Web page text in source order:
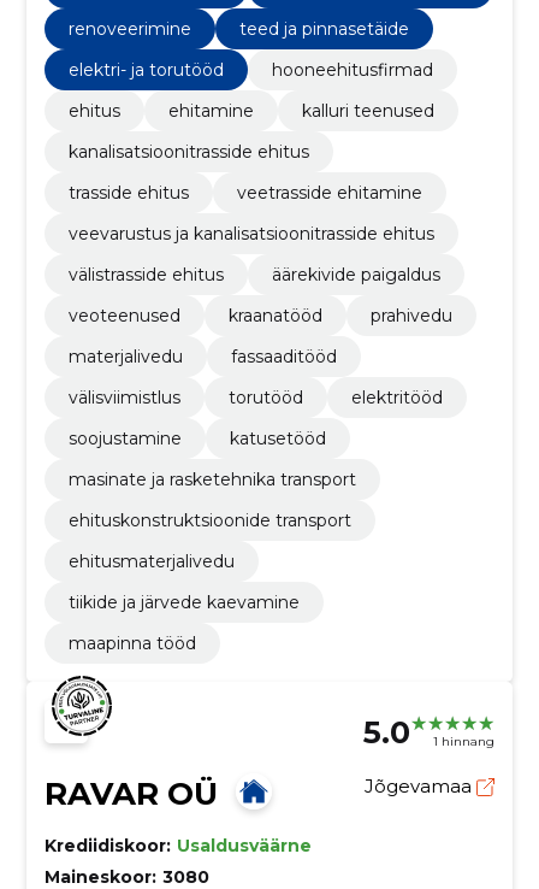
renoveerimine
teed ja pinnasetäide
elektri- ja torutööd
hooneehitusfirmad
ehitus
ehitamine
kalluri teenused
kanalisatsioonitrasside ehitus
trasside ehitus
veetrasside ehitamine
veevarustus ja kanalisatsioonitrasside ehitus
välistrasside ehitus
äärekivide paigaldus
veoteenused
kraanatööd
prahivedu
materjalivedu
fassaaditööd
välisviimistlus
torutööd
elektritööd
soojustamine
katusetööd
masinate ja rasketehnika transport
ehituskonstruktsioonide transport
ehitusmaterjalivedu
tiikide ja järvede kaevamine
maapinna tööd
5.0 1 hinnang
RAVAR OÜ Jõgevamaa
Krediidiskoor: Usaldusväärne
Maineskoor: 3080